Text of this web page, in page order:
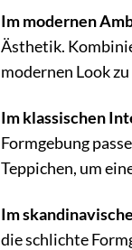
Im modernen
Ästhetik.
modernen Look
Im klassischen
Formgebung
Teppichen, um
Im
die schlichte